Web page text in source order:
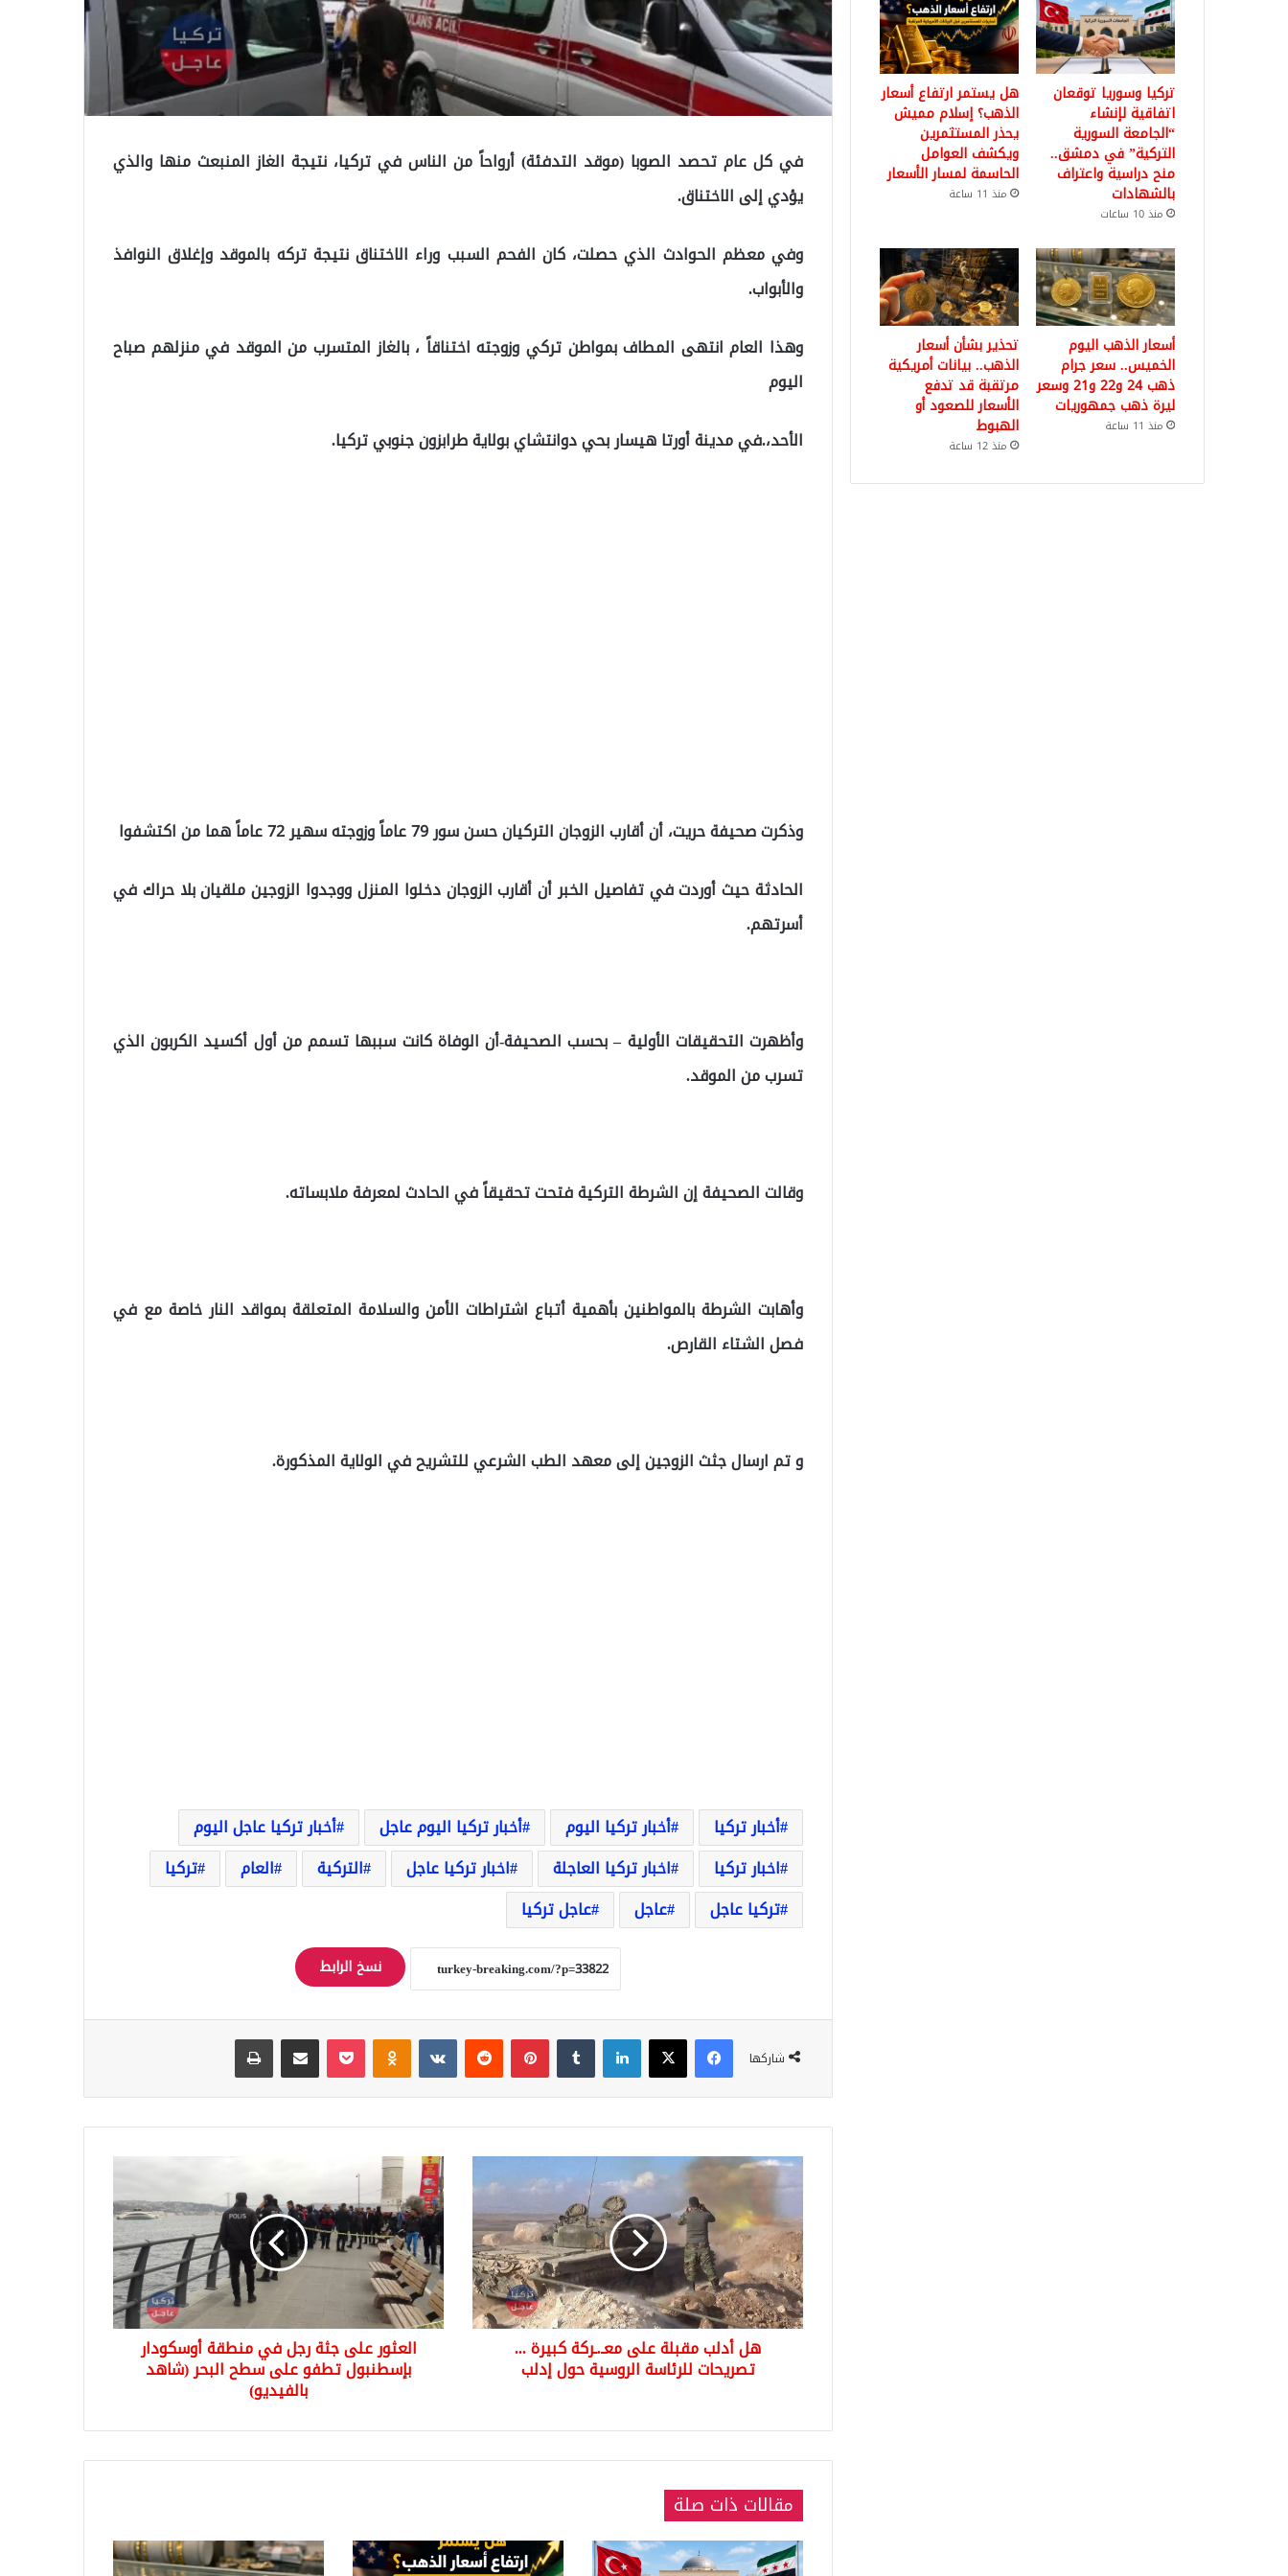
في كل عام تحصد الصوبا (موقد التدفئة) أرواحاً من الناس في تركيا، نتيجة الغاز المنبعث منها والذي
يؤدي إلى الاختناق.
وفي معظم الحوادث الذي حصلت، كان الفحم السبب وراء الاختناق نتيجة تركه بالموقد وإغلاق النوافذ
والأبواب.
وهذا العام انتهى المطاف بمواطن تركي وزوجته اختناقاً ، بالغاز المتسرب من الموقد في منزلهم صباح
اليوم
الأحد،.في مدينة أورتا هيسار بحي دوانتشاي بولاية طرابزون جنوبي تركيا.
وذكرت صحيفة حريت، أن أقارب الزوجان التركيان حسن سور 79 عاماً وزوجته سهير 72 عاماً هما من اكتشفوا
الحادثة حيث أوردت في تفاصيل الخبر أن أقارب الزوجان دخلوا المنزل ووجدوا الزوجين ملقيان بلا حراك في
أسرتهم.
وأظهرت التحقيقات الأولية – بحسب الصحيفة-أن الوفاة كانت سببها تسمم من أول أكسيد الكربون الذي
تسرب من الموقد.
وقالت الصحيفة إن الشرطة التركية فتحت تحقيقاً في الحادث لمعرفة ملابساته.
وأهابت الشرطة بالمواطنين بأهمية أتباع اشتراطات الأمن والسلامة المتعلقة بمواقد النار خاصة مع في
فصل الشتاء القارص.
و تم ارسال جثث الزوجين إلى معهد الطب الشرعي للتشريح في الولاية المذكورة.
أخبار تركيا أخبار تركيا اليوم أخبار تركيا اليوم عاجل
أخبار تركيا عاجل اليوم
اخبار تركيا
اخبار تركيا العاجلة اخبار تركيا عاجل التركية العام
تركيا
تركيا عاجل
عاجل عاجل تركيا
نسخ الرابط
شاركها
فيسبوك‫X لينكدإن بينتيريست Odnoklassniki
‫Pocket مشاركة عبر البريد طباعة
هل
أدلب
على
معـ.ـركة
كبيرة
...
تصريحات
للرئاسة
هل أدلب مقبلة على معـ.ـركة كبيرة ...
تصريحات للرئاسة الروسية حول إدلب
العثور
على
جثة
رجل
في
منطقة
أوسكودار
بإسطنبول
تطفو
بالفيديو)
العثور على جثة رجل في منطقة أوسكودار
بإسطنبول تطفو على سطح البحر (شاهد
بالفيديو)
مقالات ذات صلة
تركيا وسوريا توقعان
اتفاقية لإنشاء
“الجامعة السورية
التركية” في دمشق..
منح دراسية واعتراف
بالشهادات
منذ 10 ساعات
هل يستمر ارتفاع أسعار
الذهب؟ إسلام مميش
يحذر المستثمرين
ويكشف العوامل
الحاسمة لمسار الأسعار
منذ 11 ساعة
أسعار الذهب اليوم
الخميس.. سعر جرام
ذهب 24 و22 و21 وسعر
ليرة ذهب جمهوريات
منذ 11 ساعة
تحذير بشأن أسعار
الذهب.. بيانات أمريكية
مرتقبة قد تدفع
الأسعار للصعود أو
الهبوط
منذ 12 ساعة